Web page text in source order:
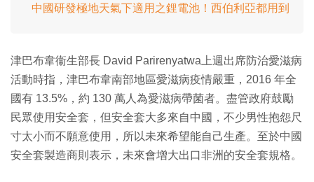
中國研發極地天氣下適用之鋰電池！西伯利亞都用到
津巴布韋衞生部長 David Parirenyatwa上週出席防治愛滋病
活動時指，津巴布韋南部地區愛滋病疫情嚴重，2016 年全
國有 13.5%，約 130 萬人為愛滋病帶菌者。盡管政府鼓勵
民眾使用安全套，但安全套大多來自中國，不少男性抱怨尺
寸太小而不願意使用，所以未來希望能自己生產。至於中國
安全套製造商則表示，未來會增大出口非洲的安全套規格。